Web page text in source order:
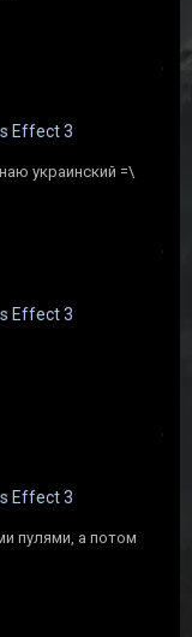
Effect 3
украинский =\
Effect 3
Effect 3
пулями, а потом